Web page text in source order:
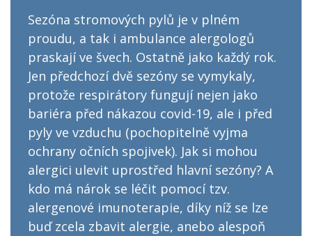
Sezóna stromových pylů je v plném
proudu, a tak i ambulance alergologů
praskají ve švech. Ostatně jako každý rok.
Jen předchozí dvě sezóny se vymykaly,
protože respirátory fungují nejen jako
bariéra před nákazou covid-19, ale i před
pyly ve vzduchu (pochopitelně vyjma
ochrany očních spojivek). Jak si mohou
alergici ulevit uprostřed hlavní sezóny? A
kdo má nárok se léčit pomocí tzv.
alergenové imunoterapie, díky níž se lze
buď zcela zbavit alergie, anebo alespoň